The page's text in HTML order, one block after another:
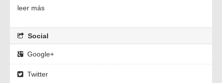
leer más
Social
Google+
Twitter